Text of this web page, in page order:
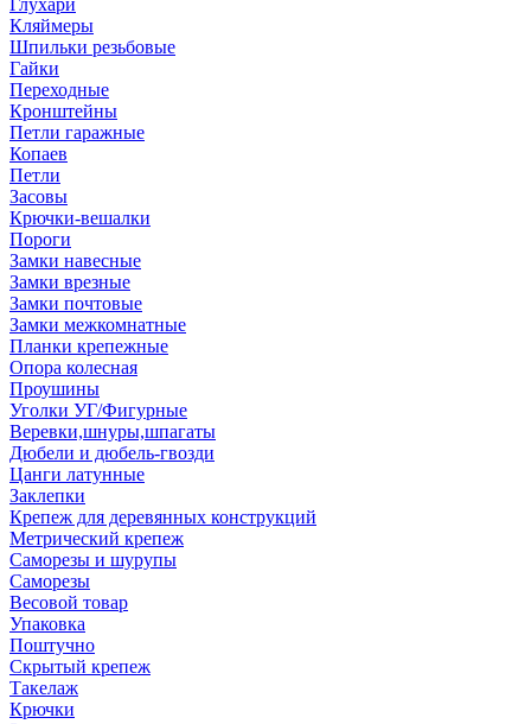
Глухари
Кляймеры
Шпильки резьбовые
Гайки
Переходные
Кронштейны
Петли гаражные
Копаев
Петли
Засовы
Крючки-вешалки
Пороги
Замки навесные
Замки врезные
Замки почтовые
Замки межкомнатные
Планки крепежные
Опора колесная
Проушины
Уголки УГ/Фигурные
Веревки,шнуры,шпагаты
Дюбели и дюбель-гвозди
Цанги латунные
Заклепки
Крепеж для деревянных конструкций
Метрический крепеж
Саморезы и шурупы
Саморезы
Весовой товар
Упаковка
Поштучно
Скрытый крепеж
Такелаж
Крючки